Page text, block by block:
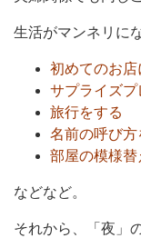
生活がマンネリに
初めてのお店
サプライズプ
旅行をする
名前の呼び方
部屋の模様替
などなど。
それから、「夜」